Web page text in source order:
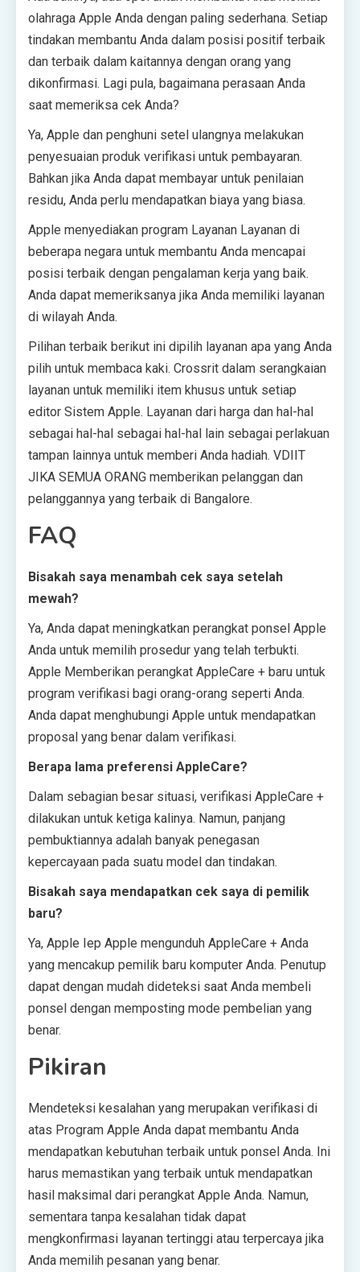
olahraga Apple Anda dengan paling sederhana. Setiap
tindakan membantu Anda dalam posisi positif terbaik
dan terbaik dalam kaitannya dengan orang yang
dikonfirmasi. Lagi pula, bagaimana perasaan Anda
saat memeriksa cek Anda?
Ya, Apple dan penghuni setel ulangnya melakukan
penyesuaian produk verifikasi untuk pembayaran.
Bahkan jika Anda dapat membayar untuk penilaian
residu, Anda perlu mendapatkan biaya yang biasa.
Apple menyediakan program Layanan Layanan di
beberapa negara untuk membantu Anda mencapai
posisi terbaik dengan pengalaman kerja yang baik.
Anda dapat memeriksanya jika Anda memiliki layanan
di wilayah Anda.
Pilihan terbaik berikut ini dipilih layanan apa yang Anda
pilih untuk membaca kaki. Crossrit dalam serangkaian
layanan untuk memiliki item khusus untuk setiap
editor Sistem Apple. Layanan dari harga dan hal-hal
sebagai hal-hal sebagai hal-hal lain sebagai perlakuan
tampan lainnya untuk memberi Anda hadiah. VDIIT
JIKA SEMUA ORANG memberikan pelanggan dan
pelanggannya yang terbaik di Bangalore.
FAQ
Bisakah saya menambah cek saya setelah
mewah?
Ya, Anda dapat meningkatkan perangkat ponsel Apple
Anda untuk memilih prosedur yang telah terbukti.
Apple Memberikan perangkat AppleCare + baru untuk
program verifikasi bagi orang-orang seperti Anda.
Anda dapat menghubungi Apple untuk mendapatkan
proposal yang benar dalam verifikasi.
Berapa lama preferensi AppleCare?
Dalam sebagian besar situasi, verifikasi AppleCare +
dilakukan untuk ketiga kalinya. Namun, panjang
pembuktiannya adalah banyak penegasan
kepercayaan pada suatu model dan tindakan.
Bisakah saya mendapatkan cek saya di pemilik
baru?
Ya, Apple Iep Apple mengunduh AppleCare + Anda
yang mencakup pemilik baru komputer Anda. Penutup
dapat dengan mudah dideteksi saat Anda membeli
ponsel dengan memposting mode pembelian yang
benar.
Pikiran
Mendeteksi kesalahan yang merupakan verifikasi di
atas Program Apple Anda dapat membantu Anda
mendapatkan kebutuhan terbaik untuk ponsel Anda. Ini
harus memastikan yang terbaik untuk mendapatkan
hasil maksimal dari perangkat Apple Anda. Namun,
sementara tanpa kesalahan tidak dapat
mengkonfirmasi layanan tertinggi atau terpercaya jika
Anda memilih pesanan yang benar.